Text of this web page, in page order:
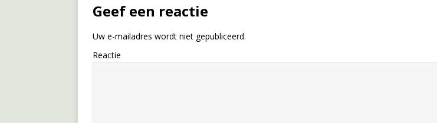
Geef een reactie
Uw e-mailadres wordt niet gepubliceerd.
Reactie